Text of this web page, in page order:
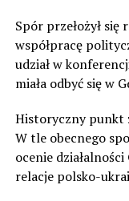
Spór przełożył
współpracę
udział w
miała odbyć się w
Historyczny punkt
W tle obecnego
ocenie
relacje polsko-